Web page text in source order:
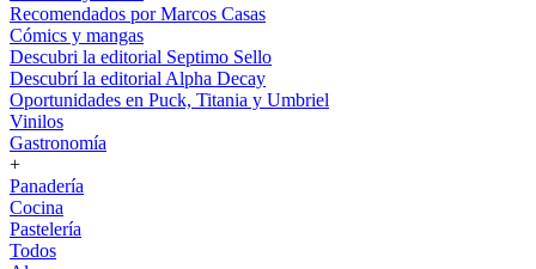
Recomendados por Marcos Casas
Cómics y mangas
Descubri la editorial Septimo Sello
Descubrí la editorial Alpha Decay
Oportunidades en Puck, Titania y Umbriel
Vinilos
Gastronomía
+
Panadería
Cocina
Pastelería
Todos